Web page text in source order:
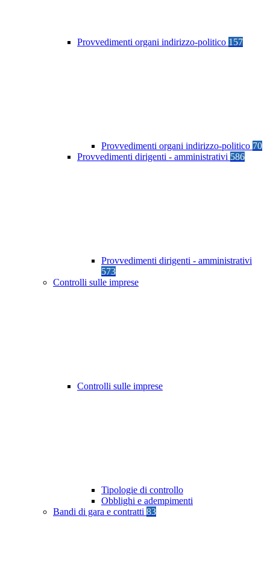
Provvedimenti organi indirizzo-politico 157
Provvedimenti organi indirizzo-politico 70
Provvedimenti dirigenti - amministrativi 586
Provvedimenti dirigenti - amministrativi
573
Controlli sulle imprese
Controlli sulle imprese
Tipologie di controllo
Obblighi e adempimenti
Bandi di gara e contratti 83